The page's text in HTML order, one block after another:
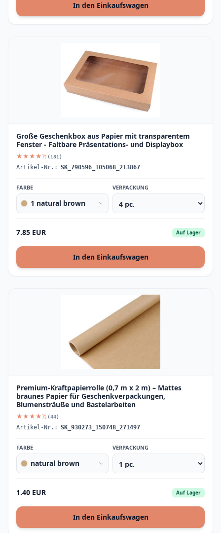
In den Einkaufswagen
Große Geschenkbox aus Papier mit transparentem
Fenster - Faltbare Präsentations- und Displaybox
★★★★½ (181)
Artikel-Nr.: SK_790596_105068_213867
FARBE
1 natural brown
VERPACKUNG
7.85 EUR Auf Lager
In den Einkaufswagen
Premium-Kraftpapierrolle (0,7 m x 2 m) – Mattes
braunes Papier für Geschenkverpackungen,
Blumensträuße und Bastelarbeiten
★★★★½ (44)
Artikel-Nr.: SK_930273_150748_271497
FARBE
natural brown
VERPACKUNG
1.40 EUR Auf Lager
In den Einkaufswagen